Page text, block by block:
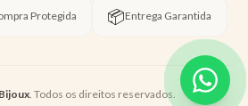
Protegida 📦Entrega Garantida
. Todos os direitos reservados.